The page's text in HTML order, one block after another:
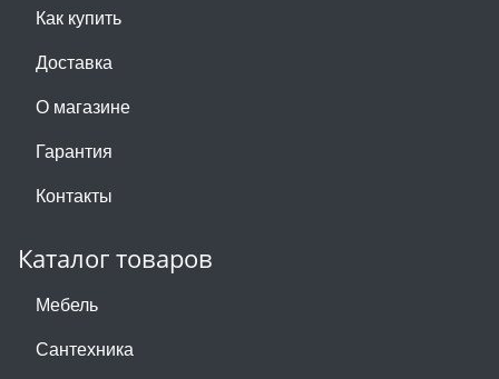
Как купить
Доставка
О магазине
Гарантия
Контакты
Каталог товаров
Мебель
Сантехника